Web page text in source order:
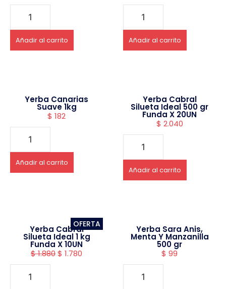
Añadir al carrito Añadir al carrito
Yerba Canarias
Suave 1kg
$ 182
Añadir al carrito
Yerba Cabral
Silueta Ideal 500 gr
Funda X 20UN
$ 2.040
Añadir al carrito
OFERTA
Yerba Cabral
Silueta Ideal 1 kg
Funda X 10UN
$1.880$ 1.780
Yerba Sara Anis,
Menta Y Manzanilla
500 gr
$ 99